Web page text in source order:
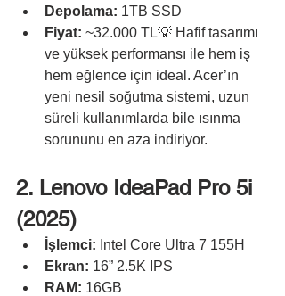
Depolama: 1TB SSD
Fiyat: ~32.000 TL💡 Hafif tasarımı
ve yüksek performansı ile hem iş
hem eğlence için ideal. Acer’ın
yeni nesil soğutma sistemi, uzun
süreli kullanımlarda bile ısınma
sorununu en aza indiriyor.
2. Lenovo IdeaPad Pro 5i
(2025)
İşlemci: Intel Core Ultra 7 155H
Ekran: 16” 2.5K IPS
RAM: 16GB